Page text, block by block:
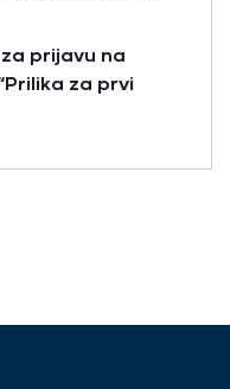
prijavu na
za prvi